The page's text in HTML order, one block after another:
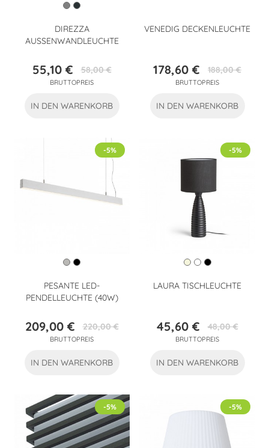
DIREZZA
AUSSENWANDLEUCHTE
Preis
55,10 €Verkaufspreis
58,00 €
BRUTTOPREIS
IN DEN WARENKORB
VENEDIG DECKENLEUCHTE
Preis
178,60 €Verkaufspreis
188,00 €
BRUTTOPREIS
IN DEN WARENKORB
PESANTE LED-
PENDELLEUCHTE (40W)
Preis
209,00 €Verkaufspreis
220,00 €
BRUTTOPREIS
-5%
IN DEN WARENKORB
LAURA TISCHLEUCHTE
Preis
45,60 €Verkaufspreis
48,00 €
BRUTTOPREIS
-5%
IN DEN WARENKORB
-5% -5%